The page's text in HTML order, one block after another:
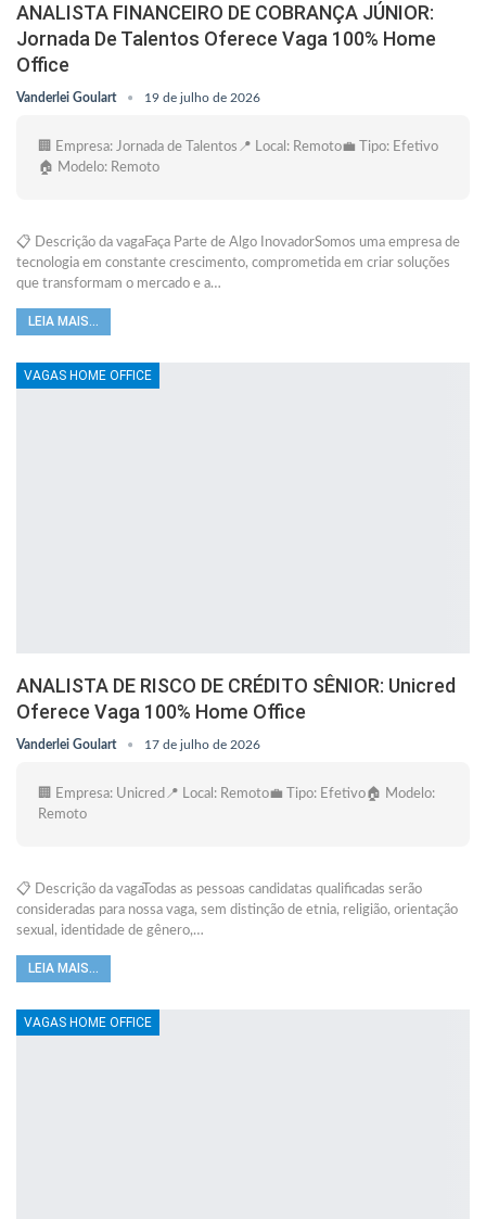
ANALISTA FINANCEIRO DE COBRANÇA JÚNIOR:
Jornada De Talentos Oferece Vaga 100% Home
Office
Vanderlei Goulart 19 de julho de 2026
🏢 Empresa: Jornada de Talentos📍 Local: Remoto💼 Tipo: Efetivo
🏠 Modelo: Remoto
📋 Descrição da vagaFaça Parte de Algo InovadorSomos uma empresa de
tecnologia em constante crescimento, comprometida em criar soluções
que transformam o mercado e a…
LEIA MAIS...
VAGAS HOME OFFICE
ANALISTA DE RISCO DE CRÉDITO SÊNIOR: Unicred
Oferece Vaga 100% Home Office
Vanderlei Goulart 17 de julho de 2026
🏢 Empresa: Unicred📍 Local: Remoto💼 Tipo: Efetivo🏠 Modelo:
Remoto
📋 Descrição da vagaTodas as pessoas candidatas qualificadas serão
consideradas para nossa vaga, sem distinção de etnia, religião, orientação
sexual, identidade de gênero,…
LEIA MAIS...
VAGAS HOME OFFICE